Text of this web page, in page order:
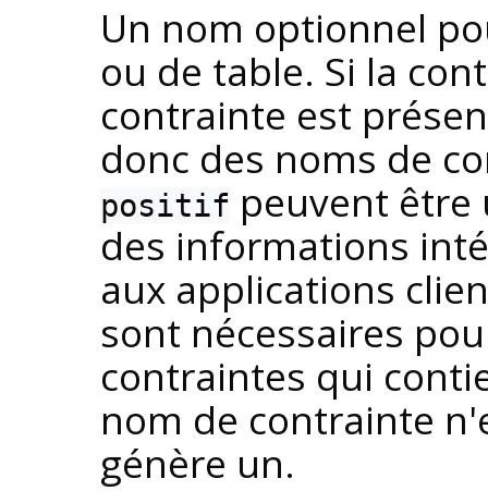
Un nom optionnel
ou de table. Si la
contrainte est
donc des noms de
positif peuvent
des informations
aux applications
sont nécessaires
contraintes qui
nom de contrainte
génère un.